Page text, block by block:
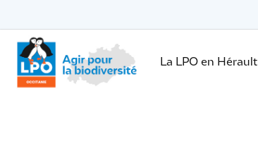
le
contenu
Passer
contenu
. La LPO en Hérault